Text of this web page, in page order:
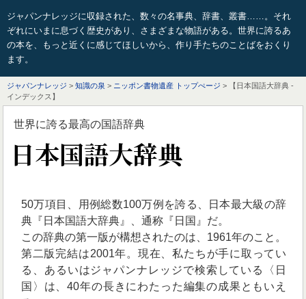
ジャパンナレッジに収録された、数々の名事典、辞書、叢書……。それ
ぞれにいまに息づく歴史があり、さまざまな物語がある。世界に誇るあ
の本を、もっと近くに感じてほしいから、作り手たちのことばをおくり
ます。
ジャパンナレッジ > 知識の泉 > ニッポン書物遺産 トップぺージ > 【日本国語大辞典 -
インデックス】
世界に誇る最高の国語辞典
日本国語大辞典
50万項目、用例総数100万例を誇る、日本最大級の辞
典『日本国語大辞典』、通称『日国』だ。
この辞典の第一版が構想されたのは、1961年のこと。
第二版完結は2001年。現在、私たちが手に取ってい
る、あるいはジャパンナレッジで検索している〈日
国〉は、40年の長きにわたった編集の成果ともいえ